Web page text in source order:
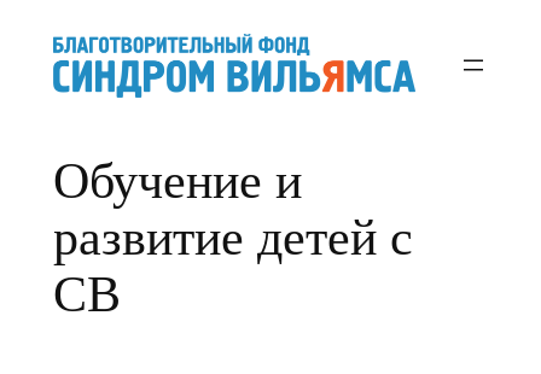
содержимому
Обучение и
развитие детей с
СВ